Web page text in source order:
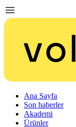
Ana Sayfa
Son haberler
Akademi
Ürünler